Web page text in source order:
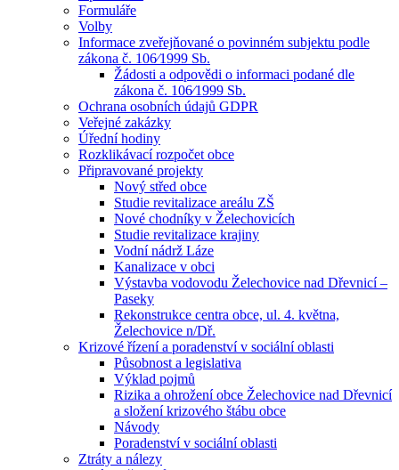
Formuláře
Volby
Informace zveřejňované o povinném subjektu podle
zákona č. 106⁄1999 Sb.
Žádosti a odpovědi o informaci podané dle
zákona č. 106⁄1999 Sb.
Ochrana osobních údajů GDPR
Veřejné zakázky
Úřední hodiny
Rozklikávací rozpočet obce
Připravované projekty
Nový střed obce
Studie revitalizace areálu ZŠ
Nové chodníky v Želechovicích
Studie revitalizace krajiny
Vodní nádrž Láze
Kanalizace v obci
Výstavba vodovodu Želechovice nad Dřevnicí –
Paseky
Rekonstrukce centra obce, ul. 4. května,
Želechovice n/Dř.
Krizové řízení a poradenství v sociální oblasti
Působnost a legislativa
Výklad pojmů
Rizika a ohrožení obce Želechovice nad Dřevnicí
a složení krizového štábu obce
Návody
Poradenství v sociální oblasti
Ztráty a nálezy